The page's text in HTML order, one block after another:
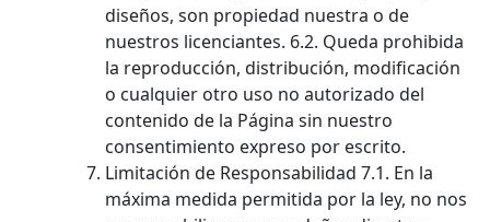
diseños, son propiedad nuestra o de
nuestros licenciantes. 6.2. Queda prohibida
la reproducción, distribución, modificación
o cualquier otro uso no autorizado del
contenido de la Página sin nuestro
consentimiento expreso por escrito.
Limitación de Responsabilidad 7.1. En la
máxima medida permitida por la ley, no nos